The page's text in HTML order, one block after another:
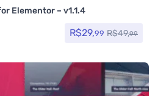
Elementor – v1.1.4
R$29,99 R$49,99